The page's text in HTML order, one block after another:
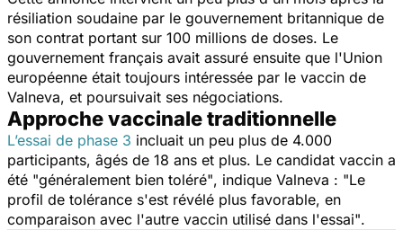
résiliation soudaine par le gouvernement britannique de
son contrat portant sur 100 millions de doses. Le
gouvernement français avait assuré ensuite que l'Union
européenne était toujours intéressée par le vaccin de
Valneva, et poursuivait ses négociations.
Approche vaccinale traditionnelle
L’essai de phase 3 incluait un peu plus de 4.000
participants, âgés de 18 ans et plus. Le candidat vaccin a
été "généralement bien toléré", indique Valneva : "Le
profil de tolérance s'est révélé plus favorable, en
comparaison avec l'autre vaccin utilisé dans l'essai".